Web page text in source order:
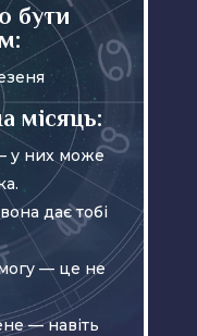
бути
місяць:
у них може
дає тобі
— це не
— навіть